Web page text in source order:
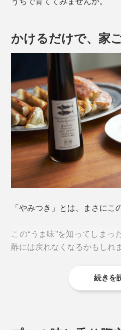
かけるだけで、家
「やみつき」とは、まさにこ
この“うま味”を知ってしま
酢には戻れなくなるかもしれ
毎日の食卓に必ず置いてお
続きを